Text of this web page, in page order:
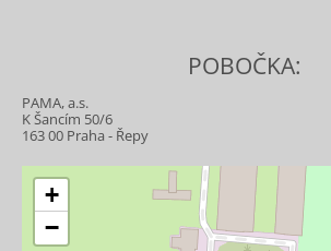
POBOČKA:
PAMA, a.s.
K Šancím 50/6
163 00 Praha - Řepy
+
−